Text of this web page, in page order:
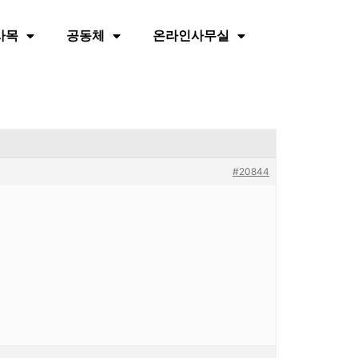
목 공동체 온라인사무실
#20844